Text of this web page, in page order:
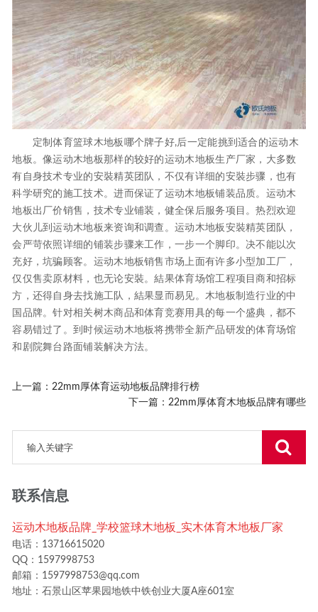
定制体育篮球木地板哪个牌子好,后一定能挑到适合的运动木
地板。像运动木地板那样的较好的运动木地板生产厂家，大多数
有自身技术专业的安裝精英团队，不仅有详细的安裝步骤，也有
科学研究的施工技术。进而保证了运动木地板铺装品质。运动木
地板出厂价销售，技术专业铺装，健全保后服务项目。热烈欢迎
大伙儿到运动木地板来资询和调查。运动木地板安裝精英团队，
会严苛依照详细的铺装步骤来工作，一步一个脚印。决不能以次
充好，坑骗顾客。运动木地板销售市场上面有许多小型加工厂，
仅仅售卖原材料，也无论安裝。結果体育场馆工程项目商和招标
方，还得自身去找施工队，結果显而易见。木地板制造行业的中
国品牌。针对相关树木商品和体育竞赛用具的每一个盛典，都不
容易错过了。到时候运动木地板将携带全新产品研发的体育场馆
和剧院舞台路面铺装解决方法。
上一篇：22mm厚体育运动地板品牌排行榜
下一篇： 22mm厚体育木地板品牌有哪些
联系信息
运动木地板品牌_学校篮球木地板_实木体育木地板厂家
电话：13716615020
QQ：1597998753
邮箱：1597998753@qq.com
地址：石景山区苹果园地铁中铁创业大厦A座601室